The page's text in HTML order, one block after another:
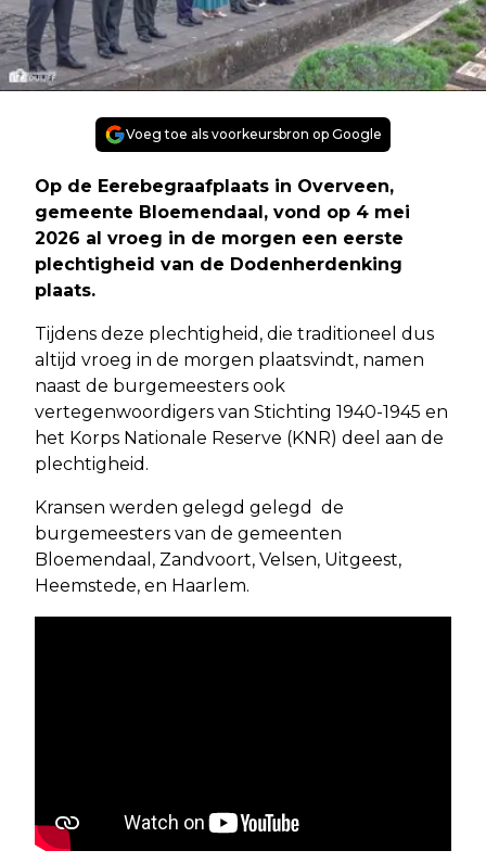
Voeg toe als voorkeursbron op Google
Op de Eerebegraafplaats in Overveen,
gemeente Bloemendaal, vond op 4 mei
2026 al vroeg in de morgen een eerste
plechtigheid van de Dodenherdenking
plaats.
Tijdens deze plechtigheid, die traditioneel dus
altijd vroeg in de morgen plaatsvindt, namen
naast de burgemeesters ook
vertegenwoordigers van Stichting 1940-1945 en
het Korps Nationale Reserve (KNR) deel aan de
plechtigheid.
Kransen werden gelegd gelegd de
burgemeesters van de gemeenten
Bloemendaal, Zandvoort, Velsen, Uitgeest,
Heemstede, en Haarlem.